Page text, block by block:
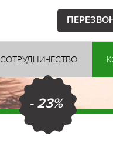
СОТРУДНИЧЕСТВО
- 23%